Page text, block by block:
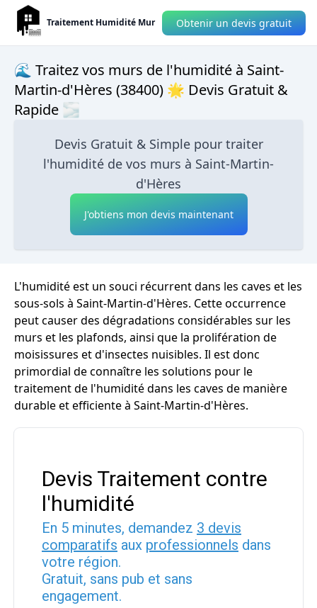
Traitement Humidité Mur Obtenir un devis gratuit
🌊 Traitez vos murs de l'humidité à Saint-
Martin-d'Hères (38400) 🌟 Devis Gratuit &
Rapide 🌫
Devis Gratuit & Simple pour traiter
l'humidité de vos murs à Saint-Martin-
d'Hères
J'obtiens mon devis maintenant
L'humidité est un souci récurrent dans les caves et les
sous-sols à Saint-Martin-d'Hères. Cette occurrence
peut causer des dégradations considérables sur les
murs et les plafonds, ainsi que la prolifération de
moisissures et d'insectes nuisibles. Il est donc
primordial de connaître les solutions pour le
traitement de l'humidité dans les caves de manière
durable et efficiente à Saint-Martin-d'Hères.
Devis Traitement contre
l'humidité
En 5 minutes, demandez 3 devis
comparatifs aux professionnels dans
votre région.
Gratuit, sans pub et sans
engagement.